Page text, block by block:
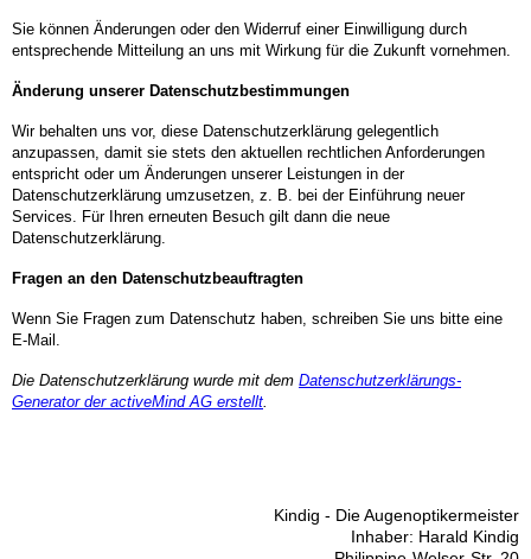
Sie können Änderungen oder den Widerruf einer Einwilligung durch
entsprechende Mitteilung an uns mit Wirkung für die Zukunft vornehmen.
Änderung unserer Datenschutzbestimmungen
Wir behalten uns vor, diese Datenschutzerklärung gelegentlich
anzupassen, damit sie stets den aktuellen rechtlichen Anforderungen
entspricht oder um Änderungen unserer Leistungen in der
Datenschutzerklärung umzusetzen, z. B. bei der Einführung neuer
Services. Für Ihren erneuten Besuch gilt dann die neue
Datenschutzerklärung.
Fragen an den Datenschutzbeauftragten
Wenn Sie Fragen zum Datenschutz haben, schreiben Sie uns bitte eine
E-Mail.
Die Datenschutzerklärung wurde mit dem Datenschutzerklärungs-
Generator der activeMind AG erstellt.
Kindig - Die Augenoptikermeister
Inhaber: Harald Kindig